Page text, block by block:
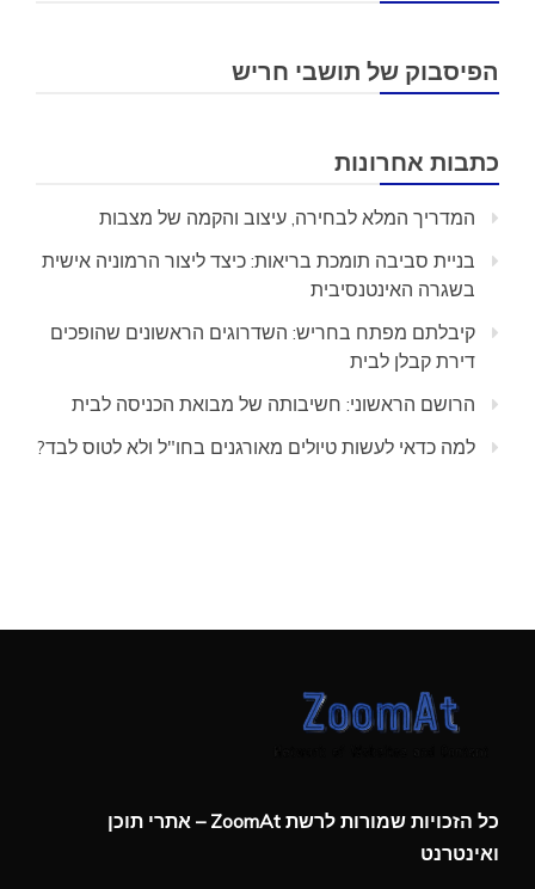
הפיסבוק של תושבי חריש
כתבות אחרונות
המדריך המלא לבחירה, עיצוב והקמה של מצבות
בניית סביבה תומכת בריאות: כיצד ליצור הרמוניה אישית
בשגרה האינטנסיבית
קיבלתם מפתח בחריש: השדרוגים הראשונים שהופכים
דירת קבלן לבית
הרושם הראשוני: חשיבותה של מבואת הכניסה לבית
למה כדאי לעשות טיולים מאורגנים בחו"ל ולא לטוס לבד?
כל הזכויות שמורות לרשת ZoomAt – אתרי תוכן
ואינטרנט